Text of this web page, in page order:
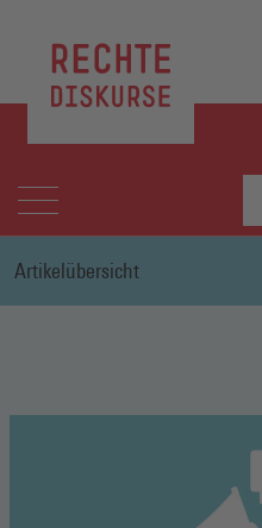
Artikelübersicht